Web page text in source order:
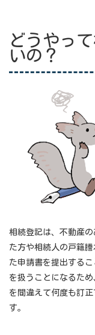
どうやっ
いの？
相続登記は、不動産
た方や相続人の戸籍
た申請書を提出する
を扱うことになるた
を間違えて何度も訂
す。